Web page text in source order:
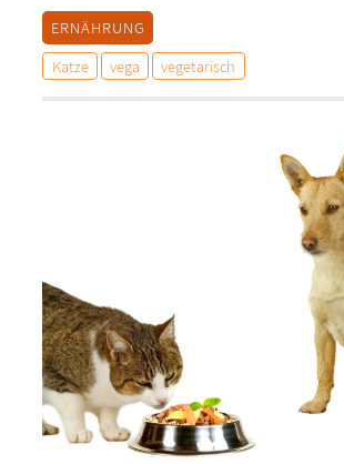
ERNÄHRUNG
Katze
vega vegetarisch